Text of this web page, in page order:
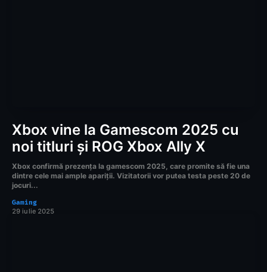
Xbox vine la Gamescom 2025 cu
noi titluri și ROG Xbox Ally X
Xbox confirmă prezența la gamescom 2025, care promite să fie una
dintre cele mai ample apariții. Vizitatorii vor putea testa peste 20 de
jocuri...
Gaming
29 iulie 2025